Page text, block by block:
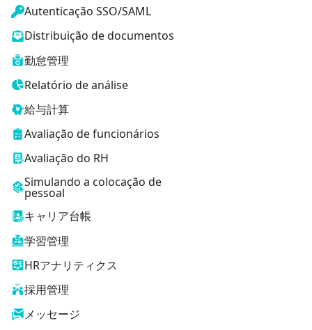
Autenticação SSO/SAML
Distribuição de documentos
勤怠管理
Relatório de análise
給与計算
Avaliação de funcionários
Avaliação do RH
Simulando a colocação de
pessoal
キャリア台帳
学習管理
HRアナリティクス
採用管理
メッセージ